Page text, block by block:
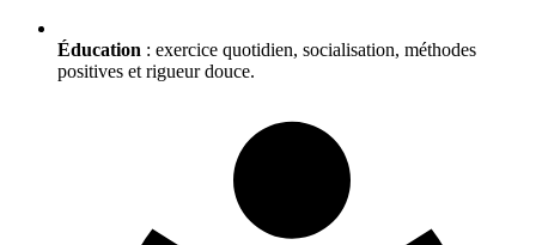
Éducation : exercice quotidien, socialisation, méthodes
positives et rigueur douce.